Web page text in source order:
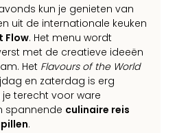
kun je genieten van
uit de internationale keuken
Flow. Het menu wordt
met de creatieve ideeën
Het Flavours of the World
en zaterdag is erg
je terecht voor ware
spannende culinaire reis
.